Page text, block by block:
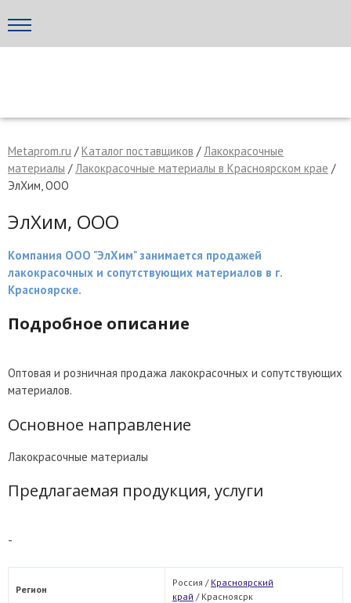
МЕТАПРОМ - российский торгово-промышленный портал
Написать поставщику
Отмена Отправить сообщение
Metaprom.ru /Каталог поставщиков /Лакокрасочные
материалы /Лакокрасочные материалы в Красноярском крае /
ЭлХим, ООО
ЭлХим, ООО
Компания ООО "ЭлХим" занимается продажей
лакокрасочных и сопутствующих материалов в г.
Красноярске.
Подробное описание
Оптовая и розничная продажа лакокрасочных и сопутствующих
материалов.
Основное направление
Лакокрасочные материалы
Предлагаемая продукция, услуги
-
Регион
Россия / Красноярский
край / Красноясрк